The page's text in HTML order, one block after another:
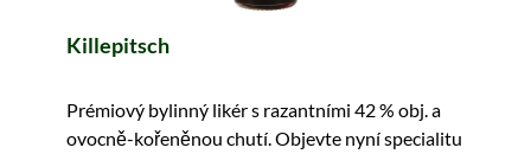
Killepitsch
Prémiový bylinný likér s razantními 42 % obj. a
ovocně-kořeněnou chutí. Objevte nyní specialitu